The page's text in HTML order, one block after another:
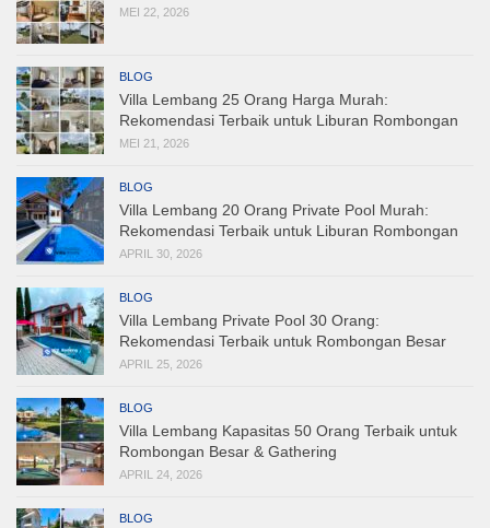
MEI 22, 2026
BLOG
Villa Lembang 25 Orang Harga Murah:
Rekomendasi Terbaik untuk Liburan Rombongan
MEI 21, 2026
BLOG
Villa Lembang 20 Orang Private Pool Murah:
Rekomendasi Terbaik untuk Liburan Rombongan
APRIL 30, 2026
BLOG
Villa Lembang Private Pool 30 Orang:
Rekomendasi Terbaik untuk Rombongan Besar
APRIL 25, 2026
BLOG
Villa Lembang Kapasitas 50 Orang Terbaik untuk
Rombongan Besar & Gathering
APRIL 24, 2026
BLOG